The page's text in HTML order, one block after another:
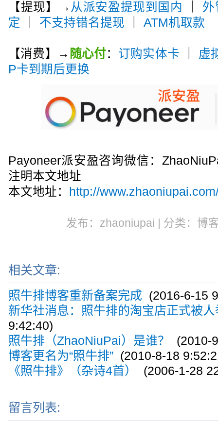
【提现】→ 从派安盈提现到国内
外
定
不支持错名提现 ｜ATM机取款
【消费】→ 随心付： 订购实体卡
虚
P卡到期后更换
Payoneer派安盈咨询微信：
注明本文地址
本文地址：
http://
发布：zhaoniupai | 分类：博
相关文章:
照牛排博客重新备案完成 (2016-6-15
新华社消息：照牛排的淘宝店正式被
9:42:40)
照牛排（ZhaoNiuPai）是谁？
(2010-
博客更名为“照牛排” (2010-8-18
《照牛排》（杂诗4首）
(2006-1-28
留言列表: